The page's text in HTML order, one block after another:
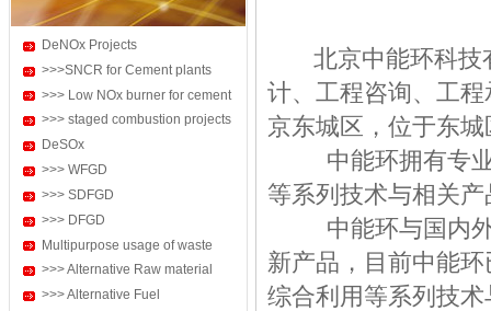
DeNOx Projects
>>>SNCR for Cement plants
>>> Low NOx burner for cement
>>> staged combustion projects
DeSOx
>>> WFGD
>>> SDFGD
>>> DFGD
Multipurpose usage of waste
>>> Alternative Raw material
>>> Alternative Fuel
北京中能环科技
计、工程咨询、工
京东城区，位于东
中能环拥有专业
等系列技术与相关
中能环与国内外
新产品，目前中能
综合利用等系列技